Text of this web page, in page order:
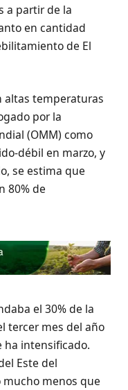
a partir de la
en cantidad
de El
altas temperaturas
por la
(OMM) como
débil en marzo, y
se estima que
80% de
el 30% de la
tercer mes del año
ha intensificado.
Este del
menos que